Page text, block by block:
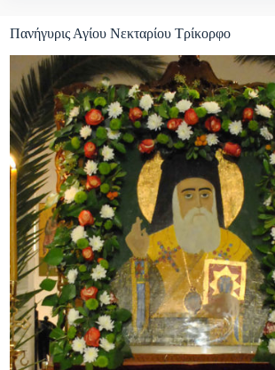
Πανήγυρις Αγίου Νεκταρίου Τρίκορφο